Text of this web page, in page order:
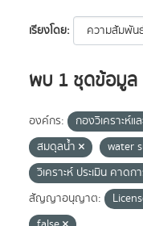
เรียงโดย
พบ 1 ชุดข้อมูล
องค์กร: กองวิเคราะห์แ
สมดุลน้ำ
water
วิเคราะห์ ประเมิน คา
สัญญาอนุญาต: